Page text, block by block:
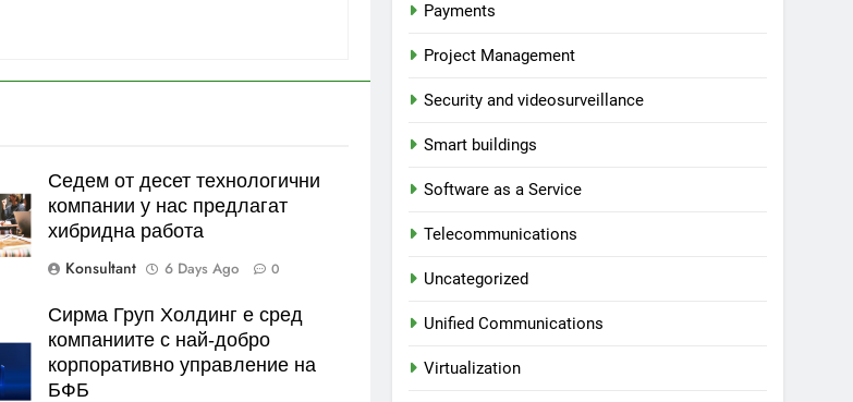
Седем от десет технологични
компании у нас предлагат
хибридна работа
Konsultant
6 Days Ago 0
Сирма Груп Холдинг е сред
компаниите с най-добро
корпоративно управление на
БФБ
Payments
Project Management
Security and videosurveillance
Smart buildings
Software as a Service
Telecommunications
Uncategorized
Unified Communications
Virtualization